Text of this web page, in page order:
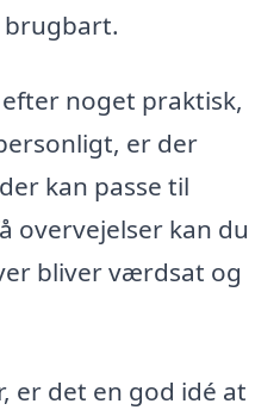
noget praktisk,
er der
kan passe til
overvejelser kan du
bliver værdsat og
er det en god idé at